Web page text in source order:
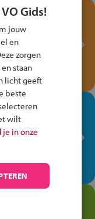
met het
Verkeersspel
fiets!
je op je
jouw talent
Gids!
jouw
en
zorgen
staan
licht geeft
beste
wilt
in onze